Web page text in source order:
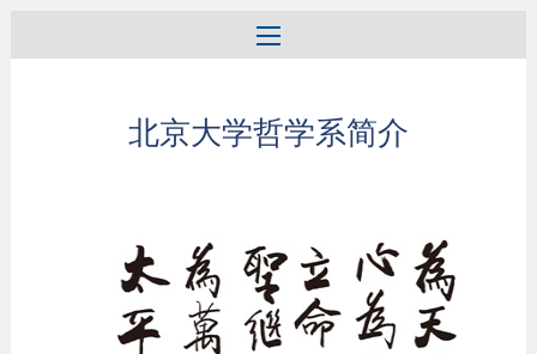
北京大学哲学系简介